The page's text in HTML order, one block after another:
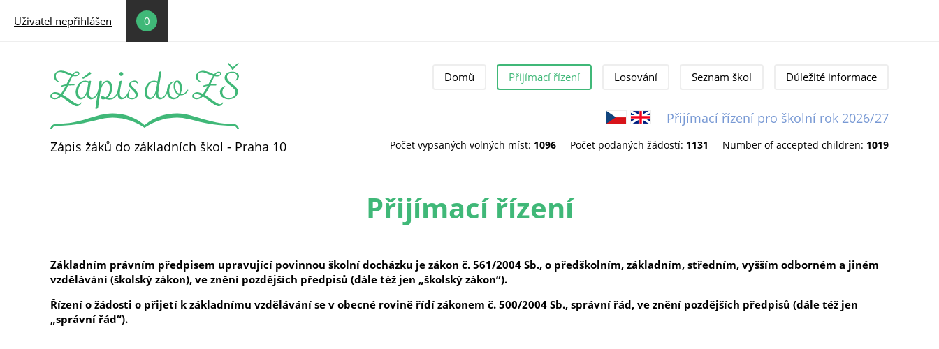
Uživatel nepřihlášen
0
Zápis žáků do základních škol - Praha 10
ČeštinaEnglish
Domů Přijímací řízení Losování Seznam škol Důležité informace
Přijímací řízení pro školní rok 2026/27
Počet vypsaných volných míst: 1096 Počet podaných žádostí: 1131 Number of accepted children: 1019
Přijímací řízení
Základním právním předpisem upravující povinnou školní docházku je zákon č. 561/2004 Sb., o předškolním, základním, středním, vyšším odborném a jiném
vzdělávání (školský zákon), ve znění pozdějších předpisů (dále též jen „školský zákon“).
Řízení o žádosti o přijetí k základnímu vzdělávání se v obecné rovině řídí zákonem č. 500/2004 Sb., správní řád, ve znění pozdějších předpisů (dále též jen
„správní řád“).